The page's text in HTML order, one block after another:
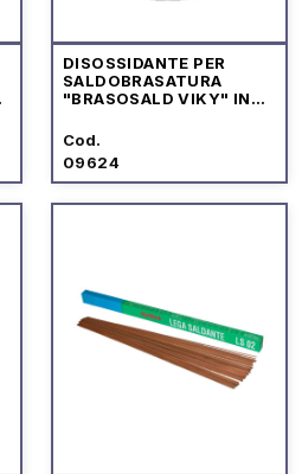
DISOSSIDANTE PER
SALDOBRASATURA
"BRASOSALD VIKY" IN
Cod.
09624